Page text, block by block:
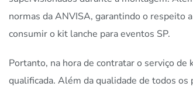
normas da ANVISA, garantindo o respeito
consumir o kit lanche para eventos SP.
Portanto, na hora de contratar o serviço de
qualificada. Além da qualidade de todos